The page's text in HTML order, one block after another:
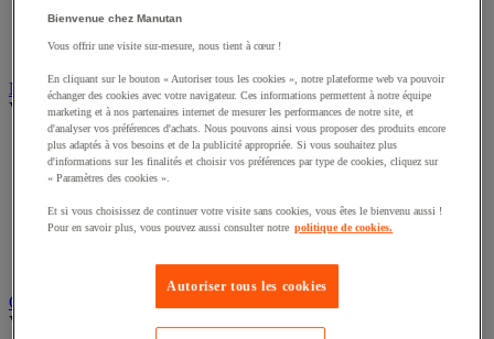
Enduit et plâtre
Ragréage
Nettoyant et dégraissant
Voir toute la catégorie
Anti-adhérent soudure
Dégraissant alimentaire
Dégraissant industriel
Détection de fuite
Nettoyant et protection électronique
Nettoyant pour graffiti
Outillage à main
Voir toute la catégorie
Bienvenue chez Manutan
Vous offrir une visite sur-mesure, nous tient à cœur !
En cliquant sur le bouton « Autoriser tous les cookies », notre plateforme web va pouvoir
échanger des cookies avec votre navigateur. Ces informations permettent à notre équipe
marketing et à nos partenaires internet de mesurer les performances de notre site, et
d'analyser vos préférences d'achats. Nous pouvons ainsi vous proposer des produits encore
plus adaptés à vos besoins et de la publicité appropriée. Si vous souhaitez plus
d'informations sur les finalités et choisir vos préférences par type de cookies, cliquez sur
« Paramètres des cookies ».
Et si vous choisissez de continuer votre visite sans cookies, vous êtes le bienvenu aussi !
Pour en savoir plus, vous pouvez aussi consulter notre politique de cookies.
Autoriser tous les cookies